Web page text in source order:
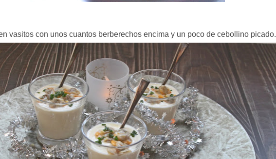
vasitos con unos cuantos berberechos encima y un poco de cebollino picado.